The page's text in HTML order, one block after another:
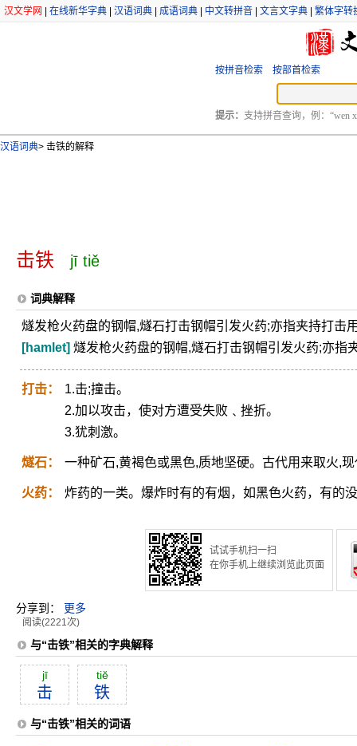
汉文学网 在线新华字典 汉语词典 成语词典 中文转拼音 文言文字典 繁体字转
按拼音检索 按部首检索
提示： 支持拼音查询，例：“wen
汉语词典> 击铁的解释
击铁 jī tiě
词典解释
燧发枪火药盘的钢帽,燧石打击钢帽引发火药;亦指夹持打击
[hamlet] 燧发枪火药盘的钢帽,燧石打击钢帽引发火药;亦指
打击：
1.击;撞击。
2.加以攻击，使对方遭受失败﹑挫折。
3.犹刺激。
燧石： 一种矿石,黄褐色或黑色,质地坚硬。古代用来取火,
火药： 炸药的一类。爆炸时有的有烟，如黑色火药，有的
试试手机扫一扫
在你手机上继续浏览此页面
分享到： 更多
阅读(2221次)
与“击铁”相关的字典解释
jī
击
tiĕ
铁
与“击铁”相关的词语